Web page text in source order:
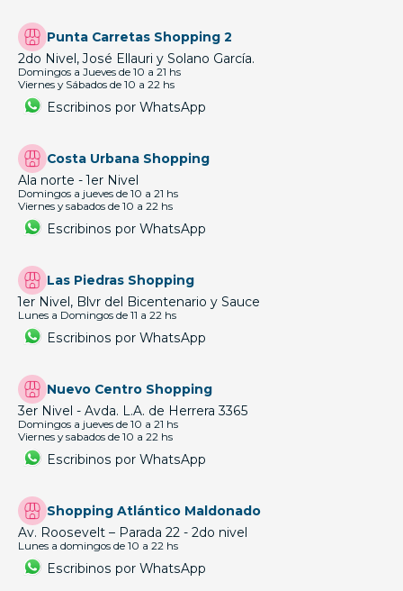
Punta Carretas Shopping 2
2do Nivel, José Ellauri y Solano García.
Domingos a Jueves de 10 a 21 hs
Viernes y Sábados de 10 a 22 hs
Escribinos por WhatsApp
Costa Urbana Shopping
Ala norte - 1er Nivel
Domingos a jueves de 10 a 21 hs
Viernes y sabados de 10 a 22 hs
Escribinos por WhatsApp
Las Piedras Shopping
1er Nivel, Blvr del Bicentenario y Sauce
Lunes a Domingos de 11 a 22 hs
Escribinos por WhatsApp
Nuevo Centro Shopping
3er Nivel - Avda. L.A. de Herrera 3365
Domingos a jueves de 10 a 21 hs
Viernes y sabados de 10 a 22 hs
Escribinos por WhatsApp
Shopping Atlántico Maldonado
Av. Roosevelt – Parada 22 - 2do nivel
Lunes a domingos de 10 a 22 hs
Escribinos por WhatsApp